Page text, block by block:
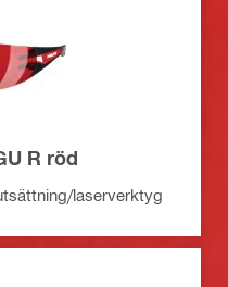
R röd
laserverktyg